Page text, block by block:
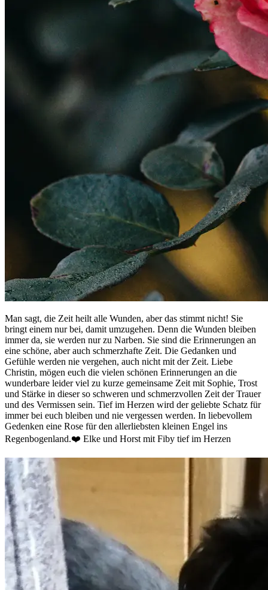
Man sagt, die Zeit heilt alle Wunden, aber das stimmt nicht! Sie
bringt einem nur bei, damit umzugehen. Denn die Wunden bleiben
immer da, sie werden nur zu Narben. Sie sind die Erinnerungen an
eine schöne, aber auch schmerzhafte Zeit. Die Gedanken und
Gefühle werden nie vergehen, auch nicht mit der Zeit. Liebe
Christin, mögen euch die vielen schönen Erinnerungen an die
wunderbare leider viel zu kurze gemeinsame Zeit mit Sophie, Trost
und Stärke in dieser so schweren und schmerzvollen Zeit der Trauer
und des Vermissen sein. Tief im Herzen wird der geliebte Schatz für
immer bei euch bleiben und nie vergessen werden. In liebevollem
Gedenken eine Rose für den allerliebsten kleinen Engel ins
Regenbogenland.❤️ Elke und Horst mit Fiby tief im Herzen